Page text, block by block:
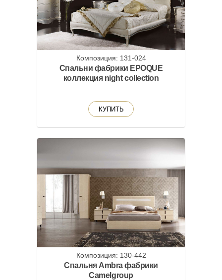
Композиция: 131-024
Спальни фабрики EPOQUE
коллекция night collection
КУПИТЬ
Композиция: 130-442
Спальня Ambra фабрики
Camelgroup